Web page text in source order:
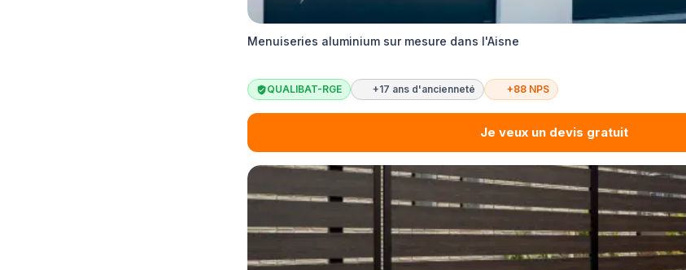
Menuiseries aluminium sur mesure dans l'Aisne
QUALIBAT-RGE +17 ans d'ancienneté +88 NPS
Je veux un devis gratuit